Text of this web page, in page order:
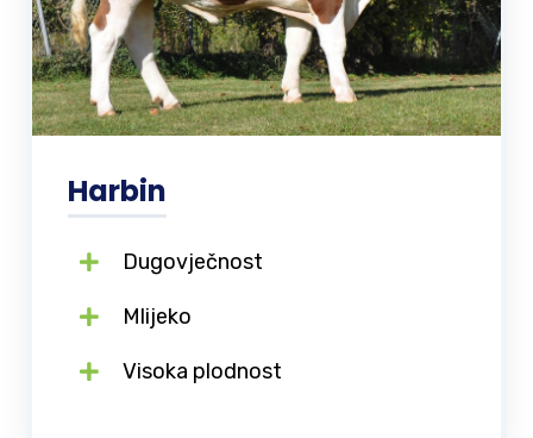
Harbin
Dugovječnost
Mlijeko
Visoka plodnost